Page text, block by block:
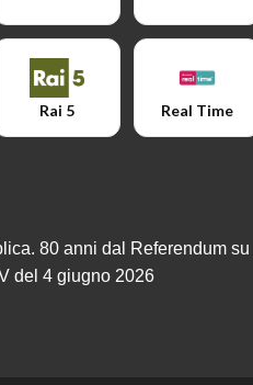
Rai 5 Real Time
80 anni dal Referendum su
del 4 giugno 2026